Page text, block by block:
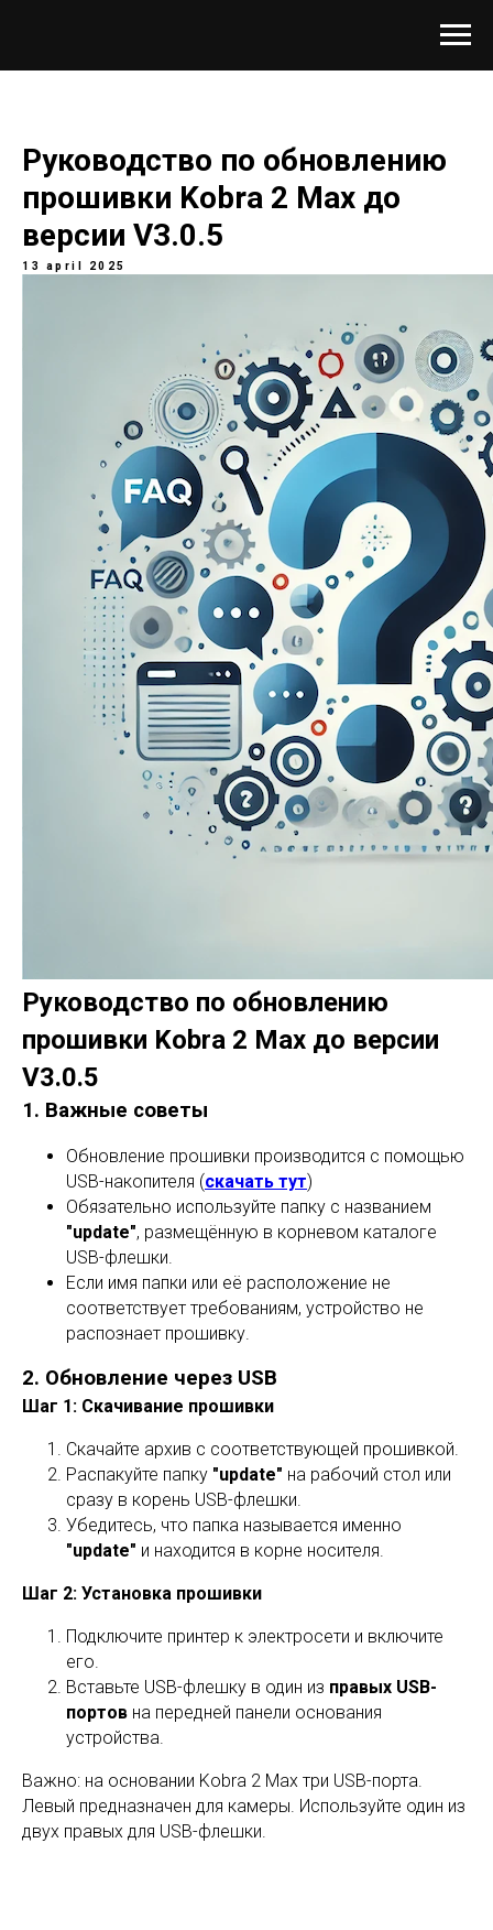
Руководство по обновлению
прошивки Kobra 2 Max до
версии V3.0.5
13 april 2025
Руководство по обновлению
прошивки Kobra 2 Max до версии
V3.0.5
1. Важные советы
Обновление прошивки производится с помощью
USB-накопителя (скачать тут)
Обязательно используйте папку с названием
"update", размещённую в корневом каталоге
USB-флешки.
Если имя папки или её расположение не
соответствует требованиям, устройство не
распознает прошивку.
2. Обновление через USB
Шаг 1: Скачивание прошивки
Скачайте архив с соответствующей прошивкой.
Распакуйте папку "update" на рабочий стол или
сразу в корень USB-флешки.
Убедитесь, что папка называется именно
"update" и находится в корне носителя.
Шаг 2: Установка прошивки
Подключите принтер к электросети и включите
его.
Вставьте USB-флешку в один из правых USB-
портов на передней панели основания
устройства.
Важно: на основании Kobra 2 Max три USB-порта.
Левый предназначен для камеры. Используйте один из
двух правых для USB-флешки.